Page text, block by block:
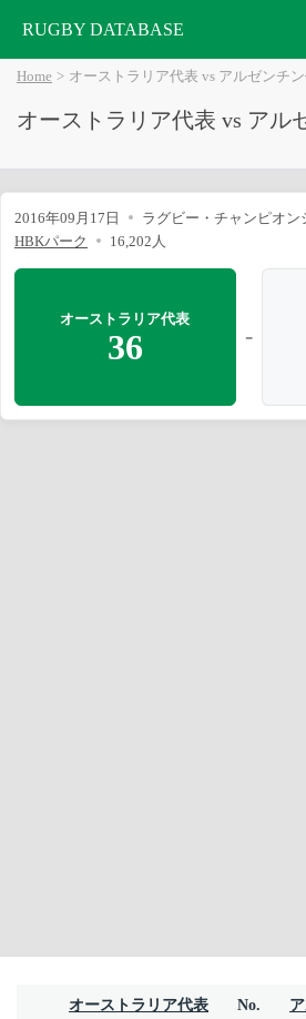
RUGBY DATABASE
Home オーストラリア代表 vs アルゼンチ
オーストラリア代表 vs アル
2016年09月17日
ラグビー・チャンピオン
HBKパーク
16,202人
オーストラリア代表
36 -
オーストラリア代表 No.